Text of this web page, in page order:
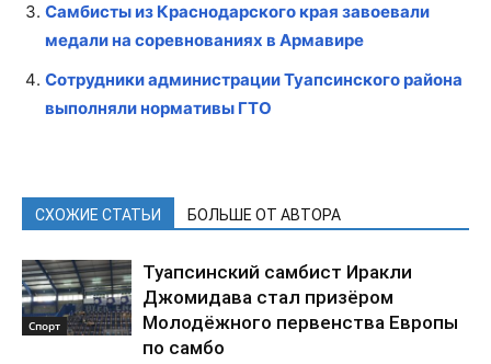
Самбисты из Краснодарского края завоевали
медали на соревнованиях в Армавире
Сотрудники администрации Туапсинского района
выполняли нормативы ГТО
СХОЖИЕ СТАТЬИ БОЛЬШЕ ОТ АВТОРА
Спорт
Туапсинский самбист Иракли
Джомидава стал призёром
Молодёжного первенства Европы
по самбо